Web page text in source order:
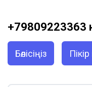
+79809223363
Бөлісіңіз